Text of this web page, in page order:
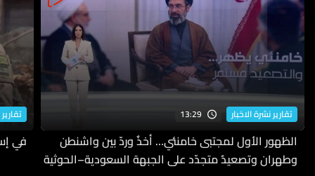
تقارير نشرة الاخبار 13:29
الظهور الأول لمجتبى خامنئي… أخذٌ وردّ بين واشنطن
وطهران وتصعيدٌ متجدّد على الجبهة السعودية–الحوثية
في